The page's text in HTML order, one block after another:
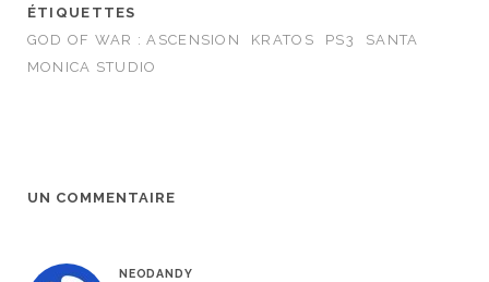
ÉTIQUETTES
GOD OF WAR : ASCENSION
KRATOS PS3
SANTA
MONICA STUDIO
UN COMMENTAIRE
NEODANDY